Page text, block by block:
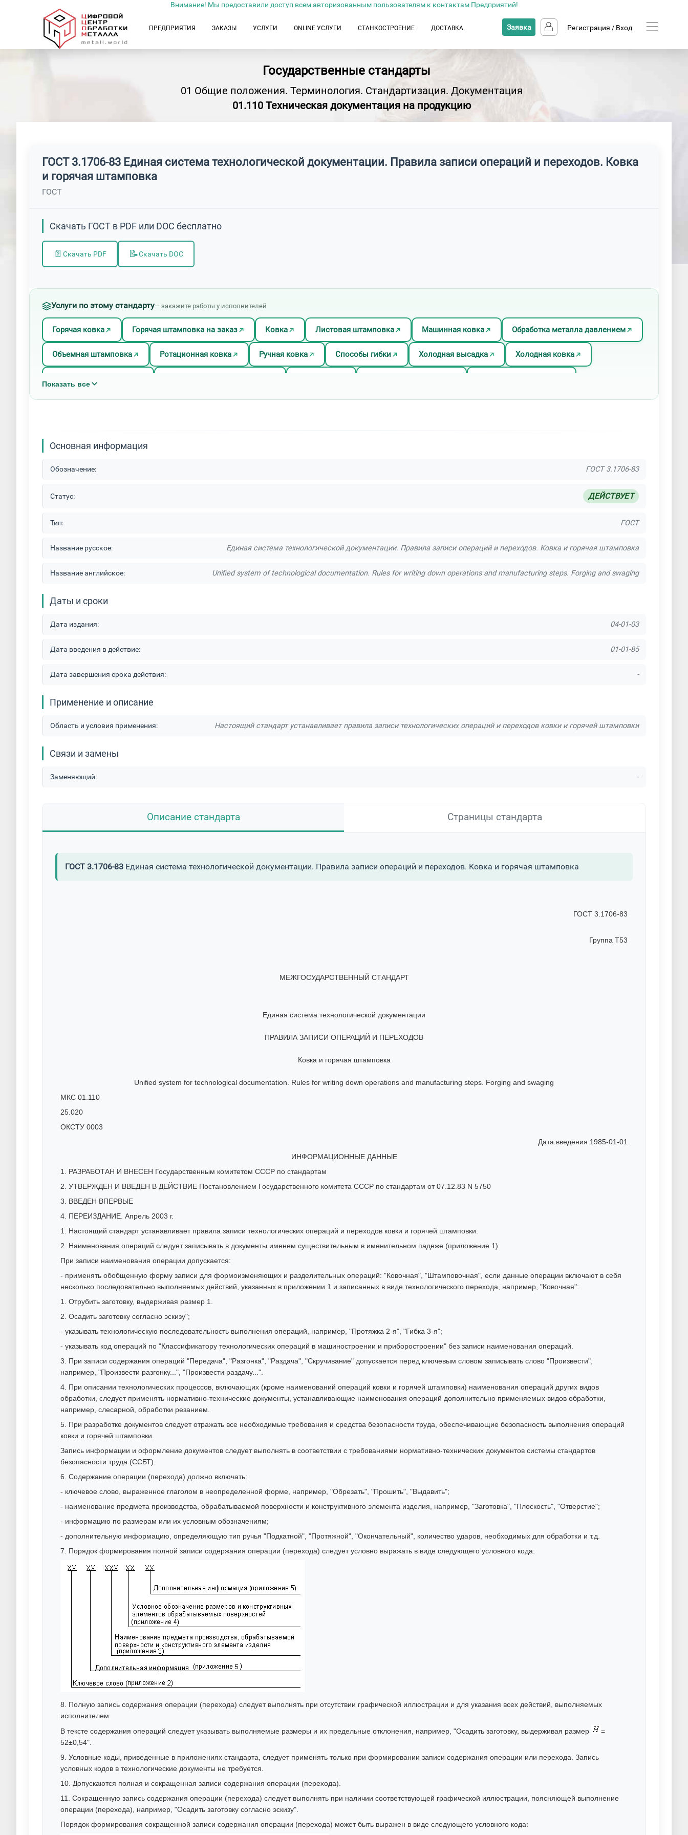
Внимание! Мы предоставили доступ всем авторизованным пользователям к контактам Предприятий!
ПРЕДПРИЯТИЯ ЗАКАЗЫ УСЛУГИ ONLINE УСЛУГИ СТАНКОСТРОЕНИЕ ДОСТАВКА Заявка Регистрация / Вход
Государственные стандарты
01 Общие положения. Терминология. Стандартизация. Документация
01.110 Техническая документация на продукцию
ГОСТ 3.1706-83 Единая система технологической документации. Правила записи операций и переходов. Ковка
и горячая штамповка
ГОСТ
Скачать ГОСТ в PDF или DOC бесплатно
📄 Скачать PDF 📝Скачать DOC
Услуги по этому стандарту— закажите работы у исполнителей
Горячая ковка Горячая штамповка на заказ Ковка Листовая штамповка Машинная ковка Обработка металла давлением
Объемная штамповка Ротационная ковка Ручная ковка Способы гибки Холодная высадка Холодная ковка
Показать все
Основная информация
Обозначение: ГОСТ 3.1706-83
Статус: ДЕЙСТВУЕТ
Тип: ГОСТ
Название русское: Единая система технологической документации. Правила записи операций и переходов. Ковка и горячая штамповка
Название английское: Unified system of technological documentation. Rules for writing down operations and manufacturing steps. Forging and swaging
Даты и сроки
Дата издания: 04-01-03
Дата введения в действие: 01-01-85
Дата завершения срока действия: -
Применение и описание
Область и условия применения: Настоящий стандарт устанавливает правила записи технологических операций и переходов ковки и горячей штамповки
Связи и замены
Заменяющий: -
Описание стандарта Страницы стандарта
ГОСТ 3.1706-83 Единая система технологической документации. Правила записи операций и переходов. Ковка и горячая штамповка